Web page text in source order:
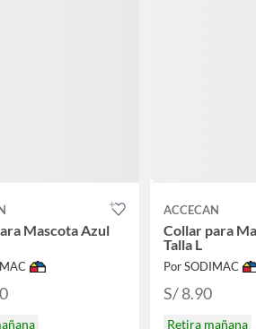
Mascota Azul
ACCECAN
Collar para
Talla L
Por SODIMAC
S/ 8.90
Retira mañana